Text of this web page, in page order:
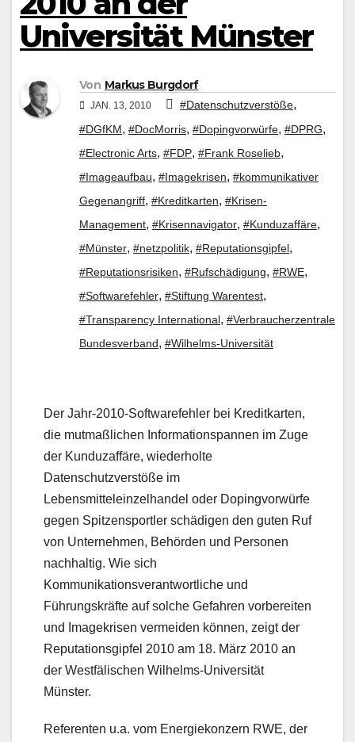
Universität Münster
Von Markus Burgdorf
JAN. 13, 2010 #Datenschutzverstöße,
#DGfKM, #DocMorris, #Dopingvorwürfe, #DPRG,
#Electronic Arts, #FDP, #Frank Roselieb,
#Imageaufbau, #Imagekrisen, #kommunikativer
Gegenangriff, #Kreditkarten, #Krisen-
Management, #Krisennavigator, #Kunduzaffäre,
#Münster, #netzpolitik, #Reputationsgipfel,
#Reputationsrisiken, #Rufschädigung, #RWE,
#Softwarefehler, #Stiftung Warentest,
#Transparency International, #Verbraucherzentrale
Bundesverband, #Wilhelms-Universität
Der Jahr-2010-Softwarefehler bei Kreditkarten,
die mutmaßlichen Informationspannen im Zuge
der Kunduzaffäre, wiederholte
Datenschutzverstöße im
Lebensmitteleinzelhandel oder Dopingvorwürfe
gegen Spitzensportler schädigen den guten Ruf
von Unternehmen, Behörden und Personen
nachhaltig. Wie sich
Kommunikationsverantwortliche und
Führungskräfte auf solche Gefahren vorbereiten
und Imagekrisen vermeiden können, zeigt der
Reputationsgipfel 2010 am 18. März 2010 an
der Westfälischen Wilhelms-Universität
Münster.
Referenten u.a. vom Energiekonzern RWE, der